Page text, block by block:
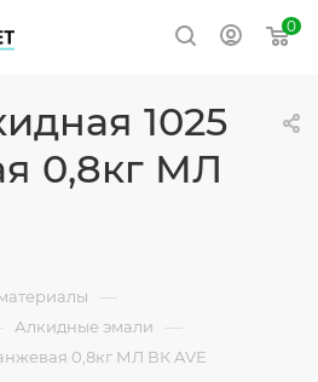
0
1025
0,8кг МЛ
—
Алкидные эмали —
0,8кг МЛ ВК AVE